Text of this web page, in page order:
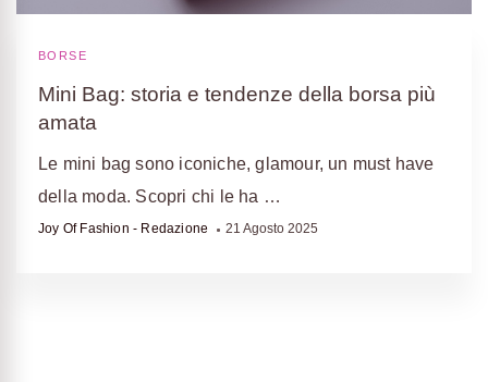
BORSE
Mini Bag: storia e tendenze della borsa più
amata
Le mini bag sono iconiche, glamour, un must have
della moda. Scopri chi le ha …
Joy Of Fashion - Redazione 21 Agosto 2025